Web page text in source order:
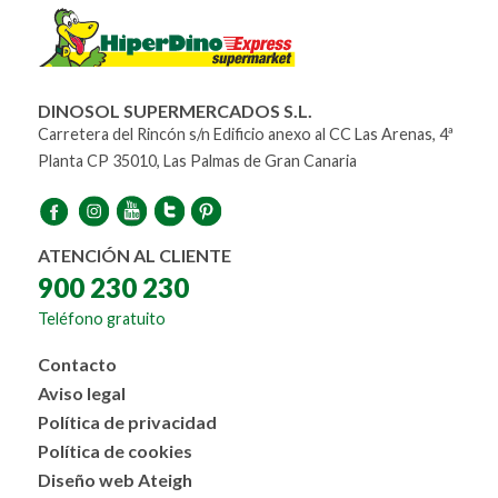
DINOSOL SUPERMERCADOS S.L.
Carretera del Rincón s/n Edificio anexo al CC Las Arenas, 4ª
Planta CP 35010, Las Palmas de Gran Canaria
ATENCIÓN AL CLIENTE
900 230 230
Teléfono gratuito
Menú
al
pie
Contacto
Aviso legal
Política de privacidad
Política de cookies
Diseño web Ateigh